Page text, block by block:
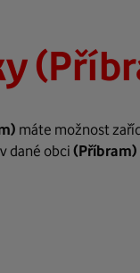
máte možnost
v dané obci (Příbram)